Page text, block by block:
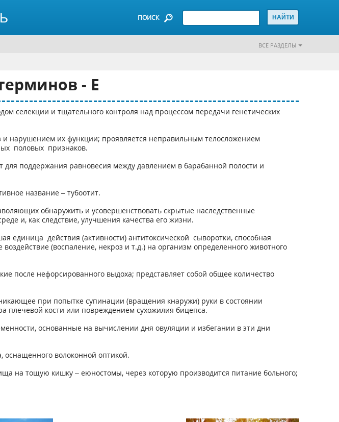
ПОИСК
ВСЕ РАЗДЕЛЫ
- Е
селекции и тщательного контроля над процессом передачи генетических
и нарушением их функции; проявляется неправильным телосложением
половых признаков.
поддержания равновесия между давлением в барабанной полости и
название – тубоотит.
обнаружить и усовершенствовать скрытые наследственные
и, как следствие, улучшения качества его жизни.
единица действия (активности) антитоксической сыворотки, способная
(воспаление, некроз и т.д.) на организм определенного животного
после нефорсированного выдоха; представляет собой общее количество
при попытке супинации (вращения кнаружи) руки в состоянии
плечевой кости или повреждением сухожилия бицепса.
основанные на вычислении дня овуляции и избегании в эти дни
оснащенного волоконной оптикой.
на тощую кишку – еюностомы, через которую производится питание больного;